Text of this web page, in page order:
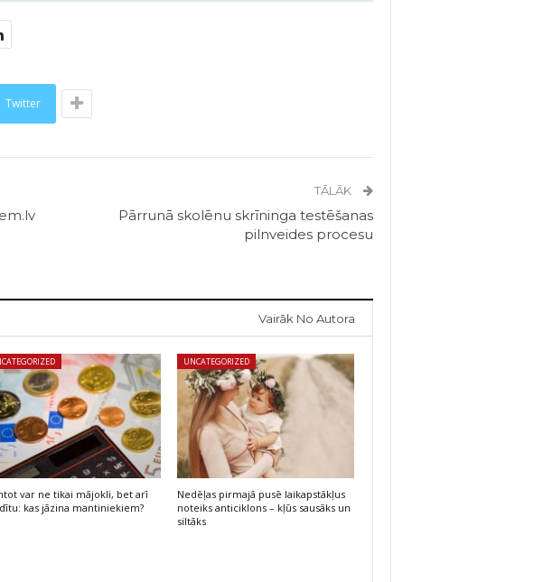
Twitter
TĀLĀK
Pārrunā skolēnu skrīninga testēšanas
pilnveides procesu
Vairāk No Autora
var ne tikai mājokli, bet arī
kas jāzina mantiniekiem?
UNCATEGORIZED
Nedēļas pirmajā pusē laikapstākļus
noteiks anticiklons – kļūs sausāks un
siltāks